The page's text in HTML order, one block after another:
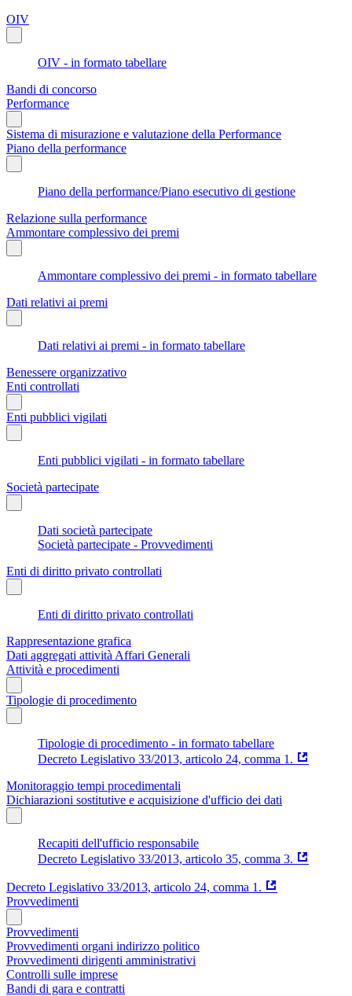
OIV
OIV - in formato tabellare
Bandi di concorso
Performance
Sistema di misurazione e valutazione della Performance
Piano della performance
Piano della performance/Piano esecutivo di gestione
Relazione sulla performance
Ammontare complessivo dei premi
Ammontare complessivo dei premi - in formato tabellare
Dati relativi ai premi
Dati relativi ai premi - in formato tabellare
Benessere organizzativo
Enti controllati
Enti pubblici vigilati
Enti pubblici vigilati - in formato tabellare
Società partecipate
Dati società partecipate
Società partecipate - Provvedimenti
Enti di diritto privato controllati
Enti di diritto privato controllati
Rappresentazione grafica
Dati aggregati attività Affari Generali
Attività e procedimenti
Tipologie di procedimento
Tipologie di procedimento - in formato tabellare
Decreto Legislativo 33/2013, articolo 24, comma 1.
Monitoraggio tempi procedimentali
Dichiarazioni sostitutive e acquisizione d'ufficio dei dati
Recapiti dell'ufficio responsabile
Decreto Legislativo 33/2013, articolo 35, comma 3.
Decreto Legislativo 33/2013, articolo 24, comma 1.
Provvedimenti
Provvedimenti
Provvedimenti organi indirizzo politico
Provvedimenti dirigenti amministrativi
Controlli sulle imprese
Bandi di gara e contratti